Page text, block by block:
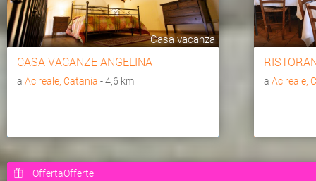
Casa vacanza
CASA VACANZE ANGELINA
a Acireale, Catania - 4,6 km a Acireale,
OffertaOfferte